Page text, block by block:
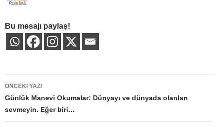
Română
Bu mesajı paylaş!
Yazı
dolaşımı
ÖNCEKI YAZI
Günlük Manevi Okumalar: Dünyayı ve dünyada olanları
sevmeyin. Eğer biri…